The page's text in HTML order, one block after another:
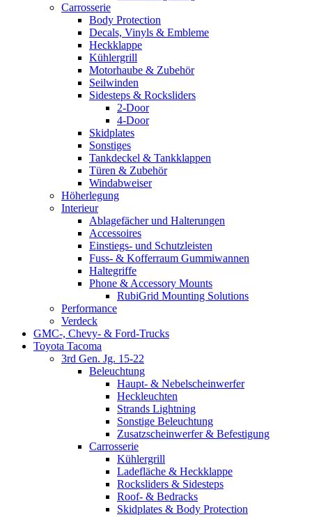
Carrosserie
Body Protection
Decals, Vinyls & Embleme
Heckklappe
Kühlergrill
Motorhaube & Zubehör
Seilwinden
Sidesteps & Rocksliders
2-Door
4-Door
Skidplates
Sonstiges
Tankdeckel & Tankklappen
Türen & Zubehör
Windabweiser
Höherlegung
Interieur
Ablagefächer und Halterungen
Accessoires
Einstiegs- und Schutzleisten
Fuss- & Kofferraum Gummiwannen
Haltegriffe
Phone & Accessory Mounts
RubiGrid Mounting Solutions
Performance
Verdeck
GMC-, Chevy- & Ford-Trucks
Toyota Tacoma
3rd Gen. Jg. 15-22
Beleuchtung
Haupt- & Nebelscheinwerfer
Heckleuchten
Strands Lightning
Sonstige Beleuchtung
Zusatzscheinwerfer & Befestigung
Carrosserie
Kühlergrill
Ladefläche & Heckklappe
Rocksliders & Sidesteps
Roof- & Bedracks
Skidplates & Body Protection